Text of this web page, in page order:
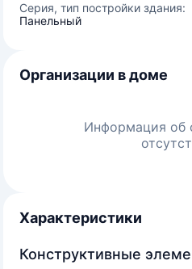
Серия, тип постройки здания:
Панельный
Организации в доме
Информация об
Характеристики
Конструктивные